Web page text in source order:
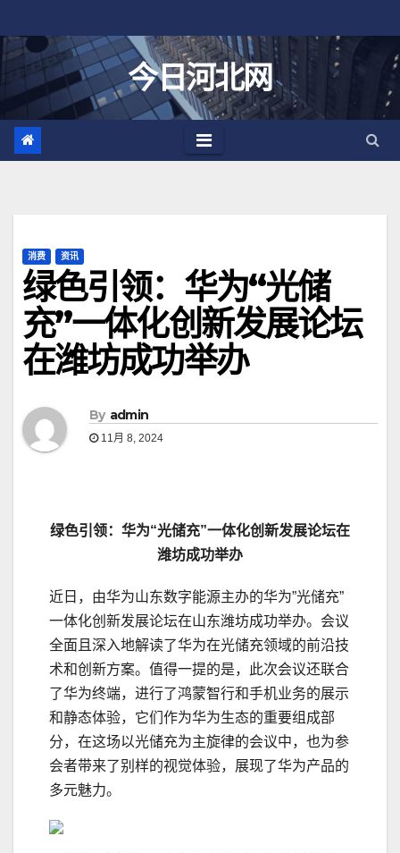
至
今日河北网
消费 资讯
绿色引领：华为“光储
充”一体化创新发展论坛
在潍坊成功举办
By admin
11月 8, 2024
绿色引领：华为“光储充”一体化创新发展论坛在
潍坊成功举办
近日，由华为山东数字能源主办的华为”光储充”
一体化创新发展论坛在山东潍坊成功举办。会议
全面且深入地解读了华为在光储充领域的前沿技
术和创新方案。值得一提的是，此次会议还联合
了华为终端，进行了鸿蒙智行和手机业务的展示
和静态体验，它们作为华为生态的重要组成部
分，在这场以光储充为主旋律的会议中，也为参
会者带来了别样的视觉体验，展现了华为产品的
多元魅力。